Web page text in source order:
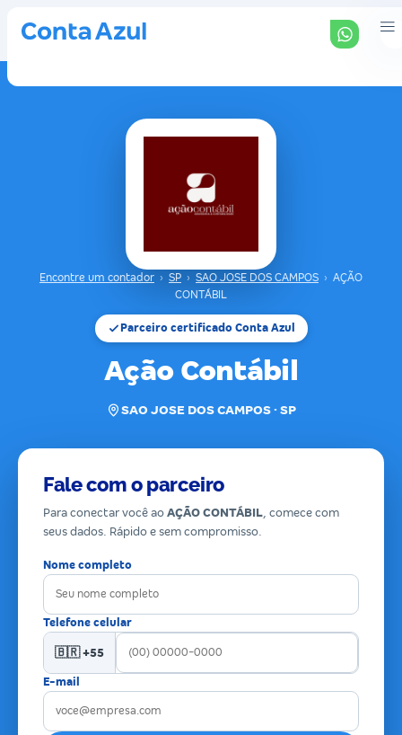
Encontre um contador › SP › SAO JOSE DOS CAMPOS › AÇÃO
CONTÁBIL
Parceiro certificado Conta Azul
Ação Contábil
SAO JOSE DOS CAMPOS · SP
Fale com o parceiro
Para conectar você ao AÇÃO CONTÁBIL, comece com
seus dados. Rápido e sem compromisso.
Nome completo
Telefone celular
🇧🇷 +55
E-mail